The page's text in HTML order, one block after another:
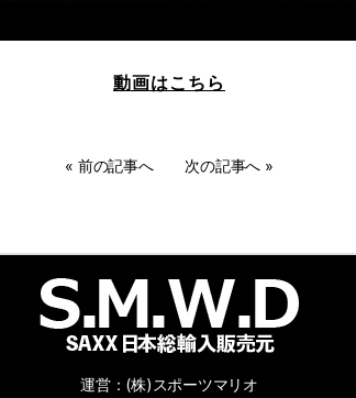
動画はこちら
« 前の記事へ 次の記事へ »
運営：(株)スポーツマリオ